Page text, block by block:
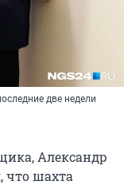
две недели
Александр
что шахта